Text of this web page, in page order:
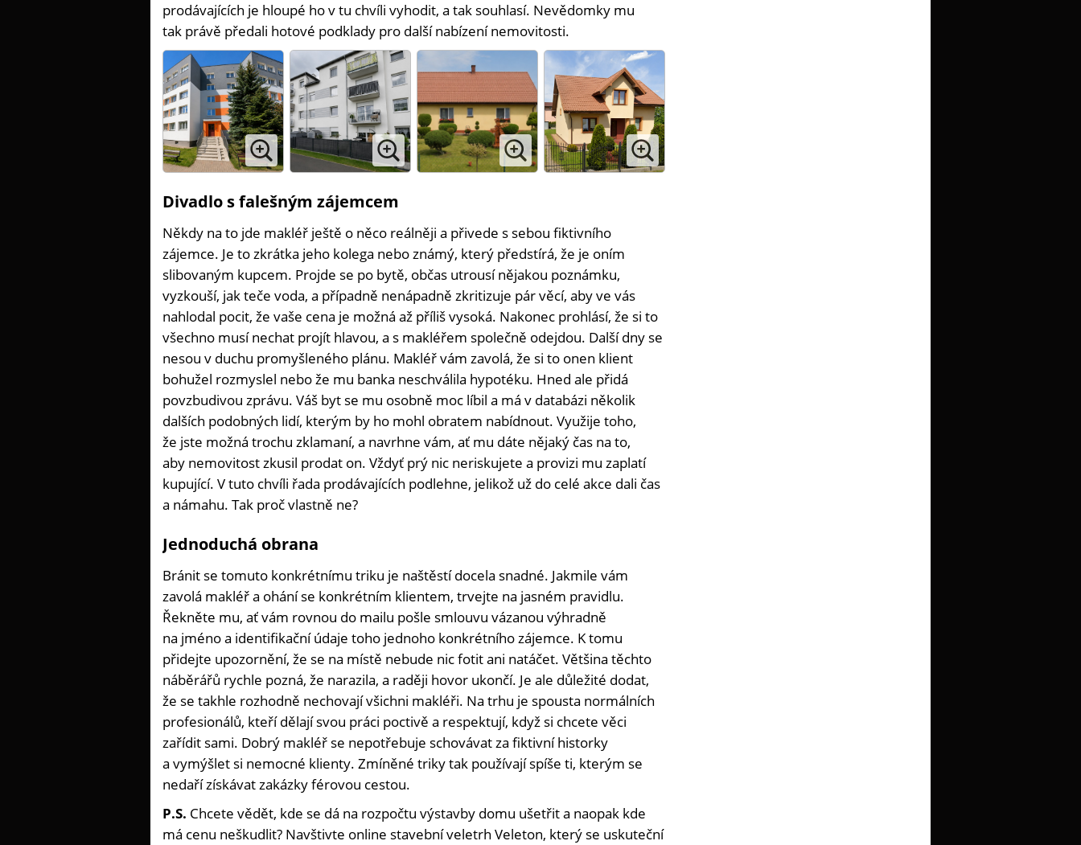
prodávajících je hloupé ho v tu chvíli vyhodit, a tak souhlasí. Nevědomky mu
tak právě předali hotové podklady pro další nabízení nemovitosti.
Divadlo s falešným zájemcem
Někdy na to jde makléř ještě o něco reálněji a přivede s sebou fiktivního
zájemce. Je to zkrátka jeho kolega nebo známý, který předstírá, že je oním
slibovaným kupcem. Projde se po bytě, občas utrousí nějakou poznámku,
vyzkouší, jak teče voda, a případně nenápadně zkritizuje pár věcí, aby ve vás
nahlodal pocit, že vaše cena je možná až příliš vysoká. Nakonec prohlásí, že si to
všechno musí nechat projít hlavou, a s makléřem společně odejdou. Další dny se
nesou v duchu promyšleného plánu. Makléř vám zavolá, že si to onen klient
bohužel rozmyslel nebo že mu banka neschválila hypotéku. Hned ale přidá
povzbudivou zprávu. Váš byt se mu osobně moc líbil a má v databázi několik
dalších podobných lidí, kterým by ho mohl obratem nabídnout. Využije toho,
že jste možná trochu zklamaní, a navrhne vám, ať mu dáte nějaký čas na to,
aby nemovitost zkusil prodat on. Vždyť prý nic neriskujete a provizi mu zaplatí
kupující. V tuto chvíli řada prodávajících podlehne, jelikož už do celé akce dali čas
a námahu. Tak proč vlastně ne?
Jednoduchá obrana
Bránit se tomuto konkrétnímu triku je naštěstí docela snadné. Jakmile vám
zavolá makléř a ohání se konkrétním klientem, trvejte na jasném pravidlu.
Řekněte mu, ať vám rovnou do mailu pošle smlouvu vázanou výhradně
na jméno a identifikační údaje toho jednoho konkrétního zájemce. K tomu
přidejte upozornění, že se na místě nebude nic fotit ani natáčet. Většina těchto
náběrářů rychle pozná, že narazila, a raději hovor ukončí. Je ale důležité dodat,
že se takhle rozhodně nechovají všichni makléři. Na trhu je spousta normálních
profesionálů, kteří dělají svou práci poctivě a respektují, když si chcete věci
zařídit sami. Dobrý makléř se nepotřebuje schovávat za fiktivní historky
a vymýšlet si nemocné klienty. Zmíněné triky tak používají spíše ti, kterým se
nedaří získávat zakázky férovou cestou.
P.S. Chcete vědět, kde se dá na rozpočtu výstavby domu ušetřit a naopak kde
má cenu neškudlit? Navštivte online stavební veletrh Veleton, který se uskuteční